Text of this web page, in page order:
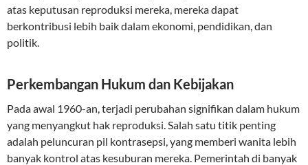
atas keputusan reproduksi mereka, mereka dapat
berkontribusi lebih baik dalam ekonomi, pendidikan, dan
politik.
Perkembangan Hukum dan Kebijakan
Pada awal 1960-an, terjadi perubahan signifikan dalam hukum
yang menyangkut hak reproduksi. Salah satu titik penting
adalah peluncuran pil kontrasepsi, yang memberi wanita lebih
banyak kontrol atas kesuburan mereka. Pemerintah di banyak